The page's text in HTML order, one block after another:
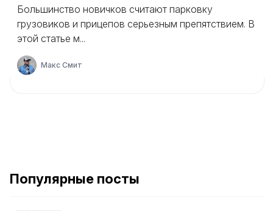
Большинство новичков считают парковку
грузовиков и прицепов серьезным препятствием. В
этой статье м...
Макс Смит
Популярные посты